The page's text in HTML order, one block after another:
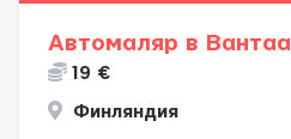
Автомаляр в Вантаа
19 €
Финляндия